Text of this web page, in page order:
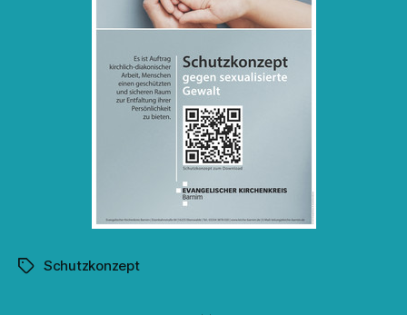
Schlagwörter
Schutzkonzept